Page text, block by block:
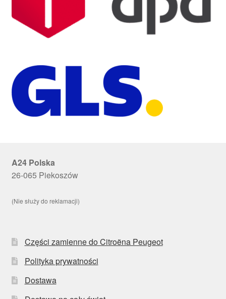
A24 Polska
26-065 Piekoszów
(Nie służy do reklamacji)
Części zamienne do Citroëna Peugeot
Polityka prywatności
Dostawa